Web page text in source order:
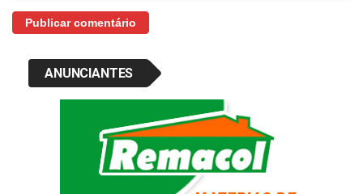
ANUNCIANTES